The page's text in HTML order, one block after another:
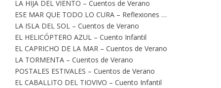
LA HIJA DEL VIENTO – Cuentos de Verano
ESE MAR QUE TODO LO CURA – Reflexiones …
LA ISLA DEL SOL – Cuentos de Verano
EL HELICÓPTERO AZUL – Cuento Infantil
EL CAPRICHO DE LA MAR – Cuentos de Verano
LA TORMENTA – Cuentos de Verano
POSTALES ESTIVALES – Cuentos de Verano
EL CABALLITO DEL TIOVIVO – Cuento Infantil